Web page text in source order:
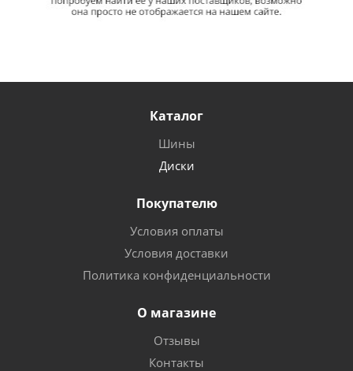
Каталог
Шины
Диски
Покупателю
Условия оплаты
Условия доставки
Политика конфиденциальности
О магазине
Отзывы
Контакты